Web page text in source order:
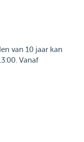
van 10 jaar kan
Vanaf